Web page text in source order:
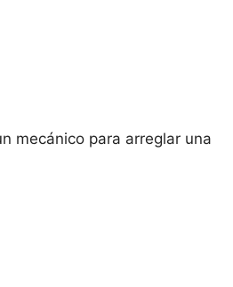
mecánico para arreglar una